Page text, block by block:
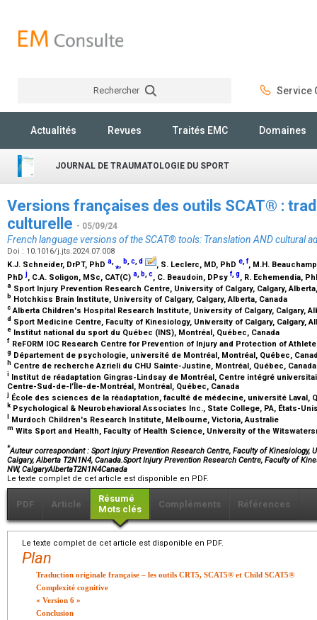
Rechercher Service
Actualités Revues Traités EMC Domaines
JOURNAL DE TRAUMATOLOGIE DU SPORT
Versions françaises des outils SCAT® :
culturelle - 05/09/24
French language versions of the SCAT® tools: Translation AND cultural
Doi : 10.1016/j.jts.2024.07.008
K.J. Schneider, DrPT, PhD a,⁎, b,c,d , S. Leclerc, MD, PhD e,f, M.H.
PhD j, C.A. Soligon, MSc, CAT(C) a b c, C. Beaudoin, DPsy f, g, R. Echemendia,
a Sport Injury Prevention Research Centre, University of Calgary, Calgary,
b Hotchkiss Brain Institute, University of Calgary, Calgary, Alberta, Canada
c Alberta Children's Hospital Research Institute, University of Calgary, Calgary,
d Sport Medicine Centre, Faculty of Kinesiology, University of Calgary, Calgary,
e Institut national du sport du Québec (INS), Montréal, Québec, Canada
f ReFORM IOC Research Centre for Prevention of Injury and Protection of
g Département de psychologie, université de Montréal, Montréal, Québec,
h Centre de recherche Azrieli du CHU Sainte-Justine, Montréal, Québec,
i Institut de réadaptation Gingras-Lindsay de Montréal, Centre intégré
Centre-Sud-de-l’Île-de-Montréal, Montréal, Québec, Canada
j École des sciences de la réadaptation, faculté de médecine, université Laval,
k Psychological & Neurobehavioral Associates Inc., State College, PA, États-
Murdoch Children's Research Institute, Melbourne, Victoria, Australie
m Wits Sport and Health, Faculty of Health Science, University of the
*Auteur correspondant : Sport Injury Prevention Research Centre, Faculty of Kinesiology,
Calgary, Alberta T2N1N4, Canada.Sport Injury Prevention Research Centre, Faculty of
NW, CalgaryAlbertaT2N1N4Canada
Le texte complet de cet article est disponible en PDF.
PDF Article
Résumé
Mots clés
Compléments Références
Le texte complet de cet article est disponible en PDF.
Plan
Traduction originale française – les outils CRT5, SCAT5® et Child SCAT5®
Complexité cognitive
« Version 6 »
Conclusion